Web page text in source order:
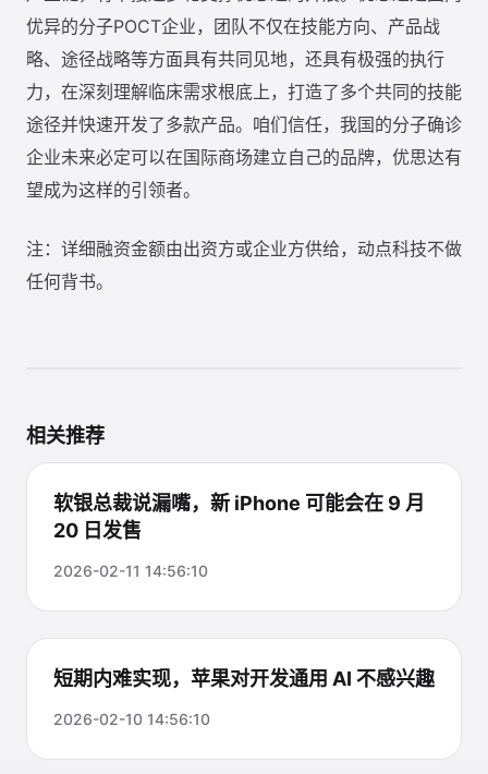
优异的分子POCT企业，团队不仅在技能方向、产品战
略、途径战略等方面具有共同见地，还具有极强的执行
力，在深刻理解临床需求根底上，打造了多个共同的技能
途径并快速开发了多款产品。咱们信任，我国的分子确诊
企业未来必定可以在国际商场建立自己的品牌，优思达有
望成为这样的引领者。
注：详细融资金额由出资方或企业方供给，动点科技不做
任何背书。
相关推荐
软银总裁说漏嘴，新 iPhone 可能会在 9 月
20 日发售
2026-02-11 14:56:10
短期内难实现，苹果对开发通用 AI 不感兴趣
2026-02-10 14:56:10